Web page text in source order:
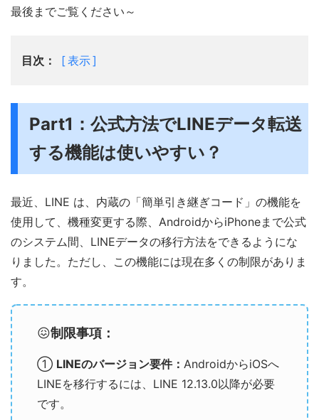
最後までご覧ください～
目次： 表示
Part1：公式方法でLINEデータ転送
する機能は使いやすい？
最近、LINE は、内蔵の「簡単引き継ぎコード」の機能を
使用して、機種変更する際、AndroidからiPhoneまで公式
のシステム間、LINEデータの移行方法をできるようにな
りました。ただし、この機能には現在多くの制限がありま
す。
😖制限事項：
① LINEのバージョン要件： AndroidからiOSへ
LINEを移行するには、LINE 12.13.0以降が必要
です。